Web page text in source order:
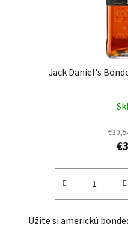
Jack Daniel's
Užite si americkú